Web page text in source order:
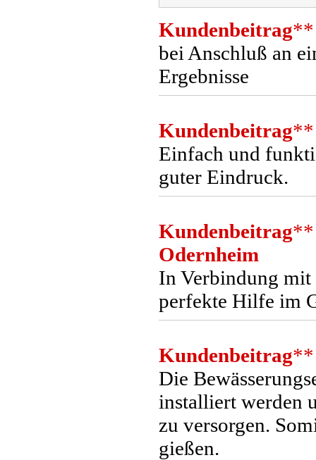
Kundenbeitrag**
bei Anschluß an
Ergebnisse
Kundenbeitrag**
Einfach und
guter Eindruck.
Kundenbeitrag**
Odernheim
In Verbindung mit
perfekte Hilfe im
Kundenbeitrag**
Die
installiert werden
zu versorgen.
gießen.